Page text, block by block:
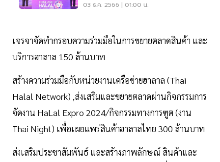
03 ธ.ค. 2566 | 01:00 น.
เจรจาจัดทำกรอบความร่วมมือในการขยายตลาดสินค้า และ
บริการฮาลาล 150 ล้านบาท
สร้างความร่วมมือกับหน่วยงานเครือข่ายฮาลาล (Thai
Halal Network) ,ส่งเสริมและขยายตลาดผ่านกิจกรรมการ
จัดงาน HaLal Expro 2024/กิจกรรมทางการฑูต (งาน
Thai Night) เพื่อเผยแพร่สินค้าฮาลาลไทย 300 ล้านบาท
ส่งเสริมประชาสัมพันธ์ และสร้างภาพลักษณ์ สินค้าและ